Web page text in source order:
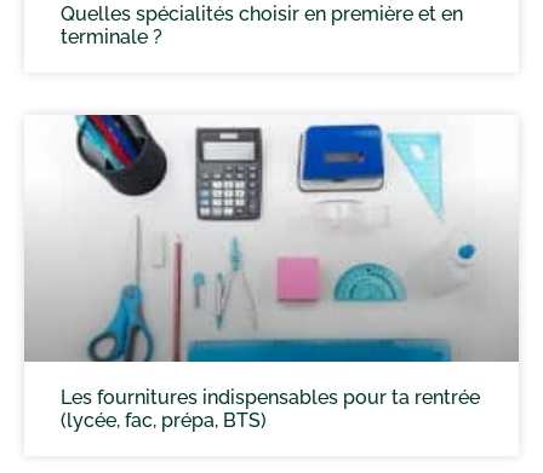
Quelles spécialités choisir en première et en
terminale ?
Les fournitures indispensables pour ta rentrée
(lycée, fac, prépa, BTS)